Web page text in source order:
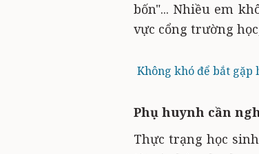
bốn"... Nhiều em
vực cổng trường
Không khó để bắt
Phụ huynh cần
Thực trạng học